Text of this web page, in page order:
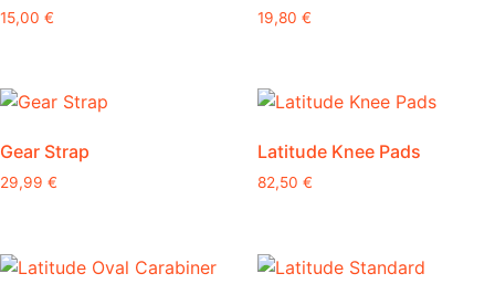
de
15,00 € 19,80 €
Gear Strap
29,99 €
Latitude Knee Pads
82,50 €